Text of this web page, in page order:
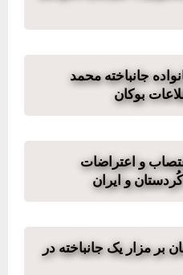
جانباخته محمد
بوکان
و اعتراضات
و ایران
بر مزار یک جانباخته در